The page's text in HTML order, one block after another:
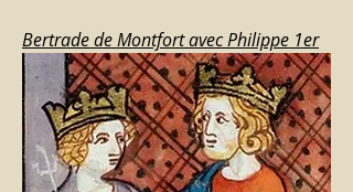
Bertrade de Montfort avec Philippe 1er